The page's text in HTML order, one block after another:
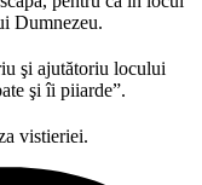
Dumnezeu.
şi ajutătoriu locului
şi îi piiarde”.
vistieriei.